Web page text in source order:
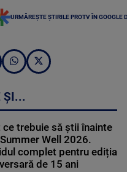
URMĂREȘTE ȘTIRILE PROTV ÎN GOOGLE
ȘI...
ce trebuie să știi înainte
Well 2026.
complet pentru ediția
de 15 ani